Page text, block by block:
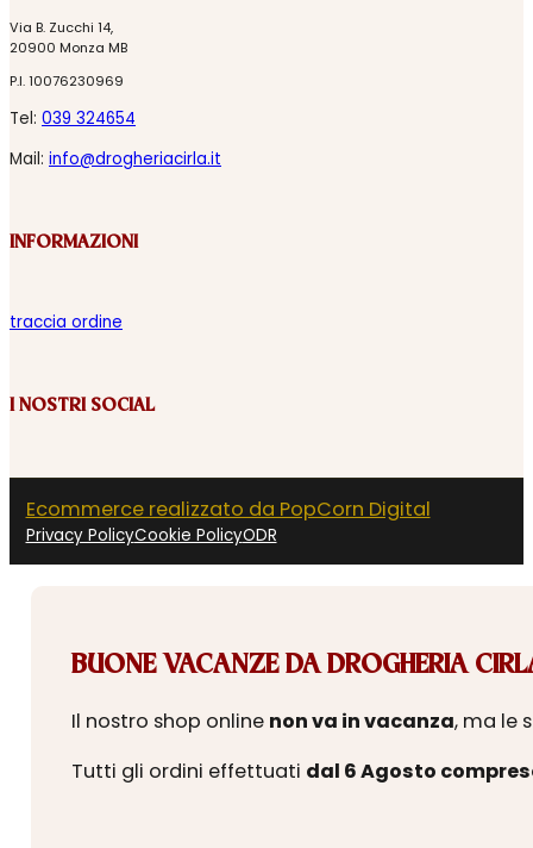
Via B. Zucchi 14,
20900 Monza MB
P.I. 10076230969
Tel: 039 324654
Mail: info@drogheriacirla.it
INFORMAZIONI
traccia ordine
I NOSTRI SOCIAL
Ecommerce realizzato da PopCorn Digital
Privacy PolicyCookie PolicyODR
BUONE VACANZE DA DROGHERIA
Il nostro shop online non va in vacanza, ma le
Tutti gli ordini effettuati dal 6 Agosto